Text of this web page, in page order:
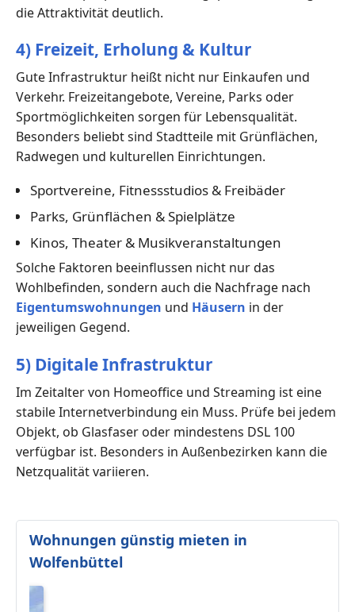
die Attraktivität deutlich.
4) Freizeit, Erholung & Kultur
Gute Infrastruktur heißt nicht nur Einkaufen und
Verkehr. Freizeitangebote, Vereine, Parks oder
Sportmöglichkeiten sorgen für Lebensqualität.
Besonders beliebt sind Stadtteile mit Grünflächen,
Radwegen und kulturellen Einrichtungen.
Sportvereine, Fitnessstudios & Freibäder
Parks, Grünflächen & Spielplätze
Kinos, Theater & Musikveranstaltungen
Solche Faktoren beeinflussen nicht nur das
Wohlbefinden, sondern auch die Nachfrage nach
Eigentumswohnungen und Häusern in der
jeweiligen Gegend.
5) Digitale Infrastruktur
Im Zeitalter von Homeoffice und Streaming ist eine
stabile Internetverbindung ein Muss. Prüfe bei jedem
Objekt, ob Glasfaser oder mindestens DSL 100
verfügbar ist. Besonders in Außenbezirken kann die
Netzqualität variieren.
Wohnungen günstig mieten in
Wolfenbüttel